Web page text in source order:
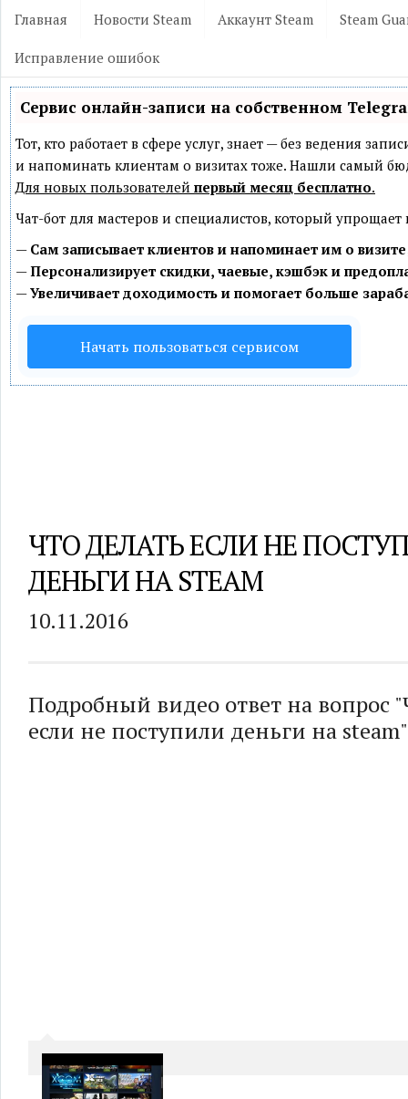
Главная Новости Steam Аккаунт Steam Steam
Исправление ошибок
Сервис онлайн-записи на собственном
Тот, кто работает в сфере услуг, знает — без ведения
и напоминать клиентам о визитах тоже. Нашли самый
Для новых пользователей первый месяц бесплатно.
Чат-бот для мастеров и специалистов, который
— Сам записывает клиентов и напоминает им о
—Персонализирует скидки, чаевые, кэшбэк и
—Увеличивает доходимость и помогает больше
Начать пользоваться сервисом
ЧТО ДЕЛАТЬ ЕСЛИ НЕ
ДЕНЬГИ НА STEAM
10.11.2016
Подробный видео ответ на вопрос
если не поступили деньги на